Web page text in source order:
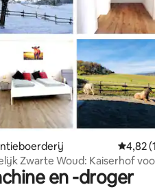
van 4,99 op 5, 351
4,82
Zwarte Woud: Kaiserhof
en -droger